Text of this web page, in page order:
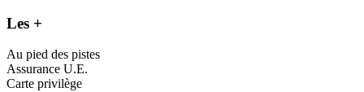
Les +
Au pied des pistes
Assurance U.E.
Carte privilège